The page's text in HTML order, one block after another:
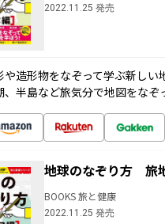
2022.11.25 発売
や造形物をなぞって学ぶ新しい
、半島など旅気分で地図をなぞ
地球のなぞり方 旅
BOOKS 旅と健康
2022.11.25 発売